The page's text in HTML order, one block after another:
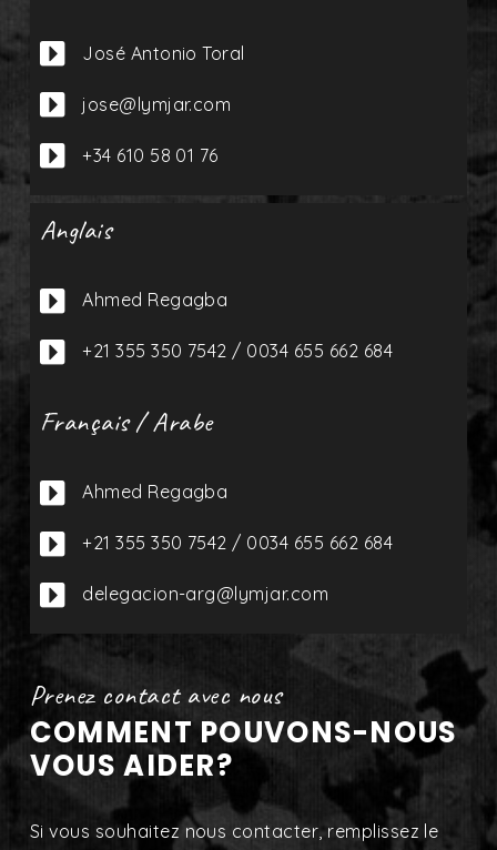
 José Antonio Toral
 jose@lymjar.com
 +34 610 58 01 76
Anglais
 Ahmed Regagba
 +21 355 350 7542 / 0034 655 662 684
Français / Arabe
 Ahmed Regagba
 +21 355 350 7542 / 0034 655 662 684
 delegacion-arg@lymjar.com
Prenez contact avec nous
COMMENT POUVONS-NOUS
VOUS AIDER?
Si vous souhaitez nous contacter, remplissez le